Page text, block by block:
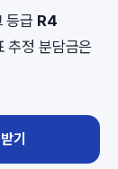
등급 R4
추정 분담금은
기